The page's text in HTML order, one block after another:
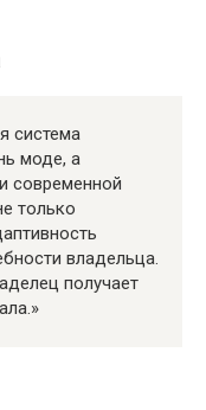
система
моде, а
современной
только
владельца.
получает